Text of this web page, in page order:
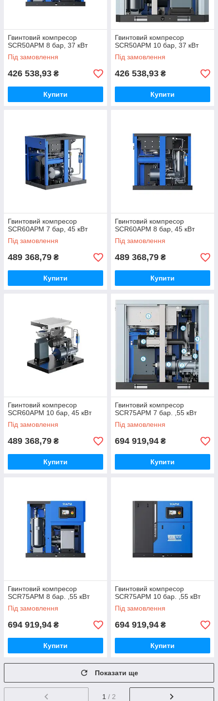
Гвинтовий компресор
SCR50APM 8 бар, 37 кВт
Під замовлення
426 538,93 ₴
Купити
Гвинтовий компресор
SCR50APM 10 бар, 37 кВт
Під замовлення
426 538,93 ₴
Купити
Гвинтовий компресор
SCR60APM 7 бар, 45 кВт
Під замовлення
489 368,79 ₴
Купити
Гвинтовий компресор
SCR60APM 8 бар, 45 кВт
Під замовлення
489 368,79 ₴
Купити
Гвинтовий компресор
SCR60APM 10 бар, 45 кВт
Під замовлення
489 368,79 ₴
Купити
Гвинтовий компресор
SCR75APM 7 бар. ,55 кВт
Під замовлення
694 919,94 ₴
Купити
Гвинтовий компресор
SCR75APM 8 бар. ,55 кВт
Під замовлення
694 919,94 ₴
Купити
Гвинтовий компресор
SCR75APM 10 бар. ,55 кВт
Під замовлення
694 919,94 ₴
Купити
Показати ще
1 / 2